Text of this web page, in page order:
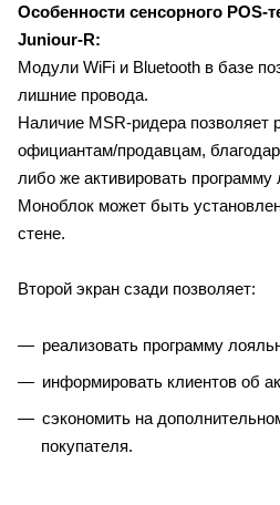
Особенности сенсорного POS-
Juniour-R:
Модули WiFi и Bluetooth в базе
лишние провода.
Наличие MSR-ридера позволяет
официантам/продавцам,
либо же активировать
Моноблок может быть
стене.
Второй экран сзади позволяет:
реализовать программу
информировать клиентов об
сэкономить на
покупателя.